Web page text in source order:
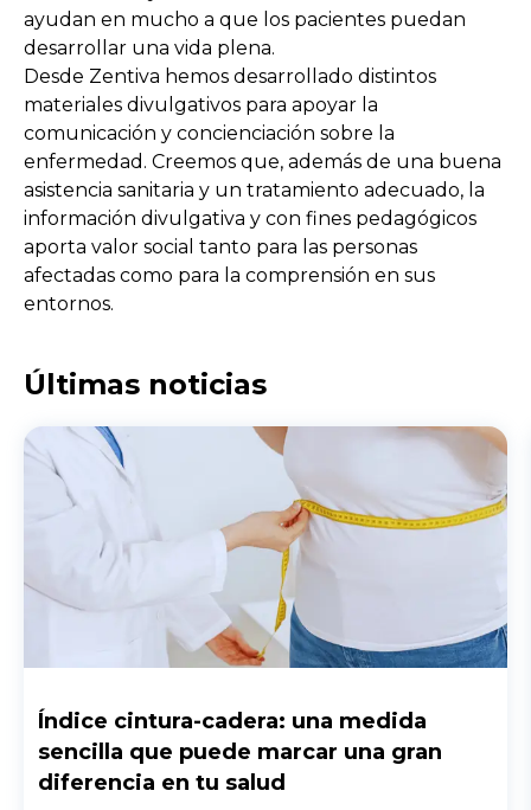
ayudan en mucho a que los pacientes puedan
desarrollar una vida plena.
Desde Zentiva hemos desarrollado distintos
materiales divulgativos para apoyar la
comunicación y concienciación sobre la
enfermedad. Creemos que, además de una buena
asistencia sanitaria y un tratamiento adecuado, la
información divulgativa y con fines pedagógicos
aporta valor social tanto para las personas
afectadas como para la comprensión en sus
entornos.
Últimas noticias
Índice cintura-cadera: una medida
sencilla que puede marcar una gran
diferencia en tu salud